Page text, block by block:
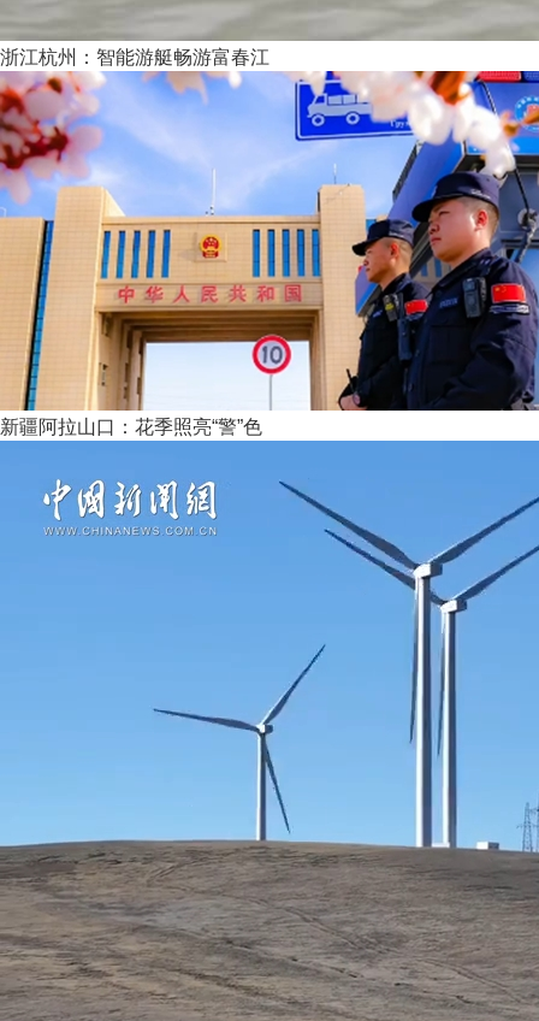
浙江杭州：智能游艇畅游富春江
新疆阿拉山口：花季照亮“警”色